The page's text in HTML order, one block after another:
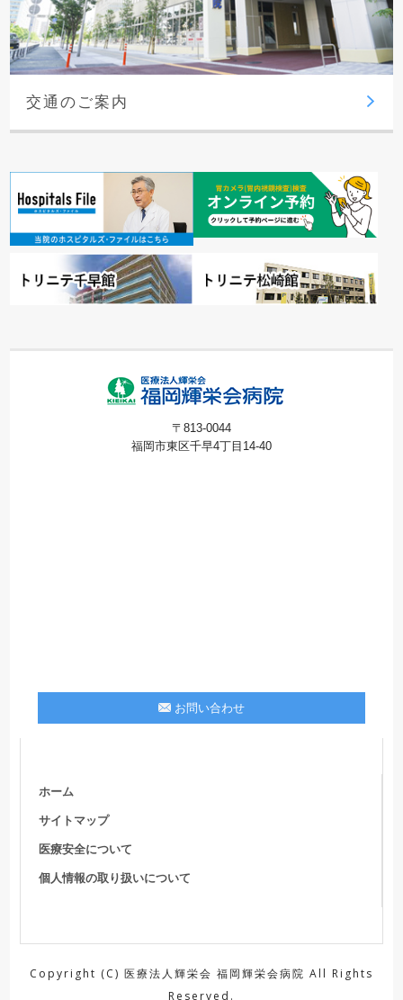
交通のご案内
〒813-0044
福岡市東区千早4丁目14-40
お問い合わせ
ホーム
サイトマップ
医療安全について
個人情報の取り扱いについて
Copyright (C) 医療法人輝栄会 福岡輝栄会病院 All Rights
Reserved.